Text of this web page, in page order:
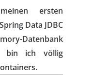
ersten
Data JDBC
Datenbank
bin ich völlig